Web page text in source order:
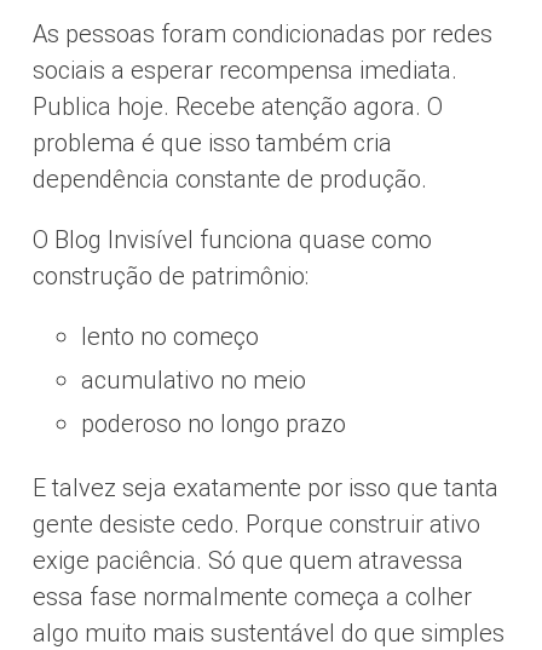
As pessoas foram condicionadas por redes
sociais a esperar recompensa imediata.
Publica hoje. Recebe atenção agora. O
problema é que isso também cria
dependência constante de produção.
O Blog Invisível funciona quase como
construção de patrimônio:
lento no começo
acumulativo no meio
poderoso no longo prazo
E talvez seja exatamente por isso que tanta
gente desiste cedo. Porque construir ativo
exige paciência. Só que quem atravessa
essa fase normalmente começa a colher
algo muito mais sustentável do que simples